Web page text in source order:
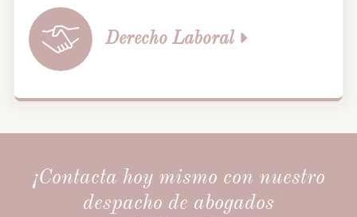
Derecho Laboral
¡Contacta hoy mismo con nuestro
despacho de abogados